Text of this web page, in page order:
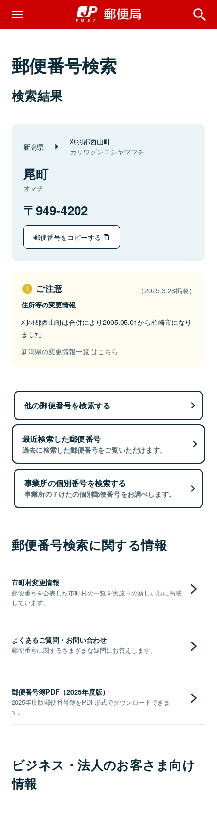
郵便番号検索
検索結果
新潟県 刈羽郡西山町
カリワグンニシヤママチ
尾町
オマチ
949-4202
郵便番号をコピーする
ご注意 （2025.3.28掲載）
住所等の変更情報
刈羽郡西山町は合併により2005.05.01から柏崎市になり
ました
新潟県の変更情報一覧 はこちら
他の郵便番号を検索する
最近検索した郵便番号
過去に検索した郵便番号をご覧いただけます。
事業所の個別番号を検索する
事業所の７けたの個別郵便番号をお調べします。
郵便番号検索に関する情報
市町村変更情報
郵便番号を公表した市町村の一覧を実施日の新しい順に掲載
しています。
よくあるご質問・お問い合わせ
郵便番号に関するさまざまな疑問にお答えします。
郵便番号簿PDF（2025年度版）
2025年度版郵便番号簿をPDF形式でダウンロードできま
す。
ビジネス・法人のお客さま向け
情報